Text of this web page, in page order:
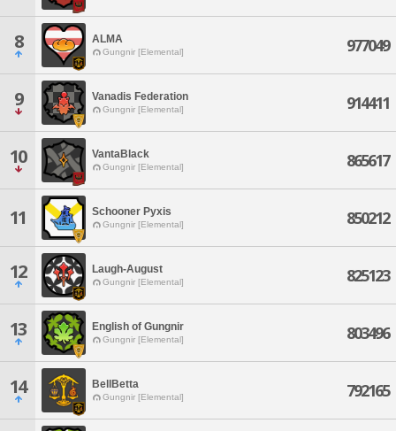
8 ALMA
Gungnir [Elemental] 977049
9 Vanadis Federation
Gungnir [Elemental] 914411
10 VantaBlack
Gungnir [Elemental] 865617
11 Schooner Pyxis
Gungnir [Elemental] 850212
12 Laugh-August
Gungnir [Elemental] 825123
13 English of Gungnir
Gungnir [Elemental] 803496
14 BellBetta
Gungnir [Elemental] 792165